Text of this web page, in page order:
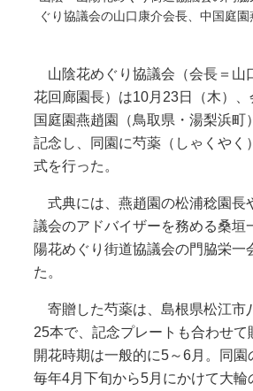
ぐり協議会の山口康介会長、中国庭
山陰花めぐり協議会（会長＝山
花回廊園長）は10月23日（木）
国庭園燕趙園（鳥取県・湯梨浜町
記念し、同園に芍薬（しゃくやく
式を行った。
式典には、燕趙園の松浦稔園長
議会のアドバイザーを務める桑垣
陽花めぐり街道協議会の門脇栄一
た。
寄贈した芍薬は、島根県松江市
25本で、記念プレートも合わせて
開花時期は一般的に5～6月。同園
毎年4月下旬から5月にかけて大輪